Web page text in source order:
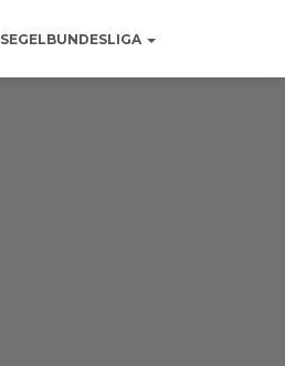
SEGELBUNDESLIGA